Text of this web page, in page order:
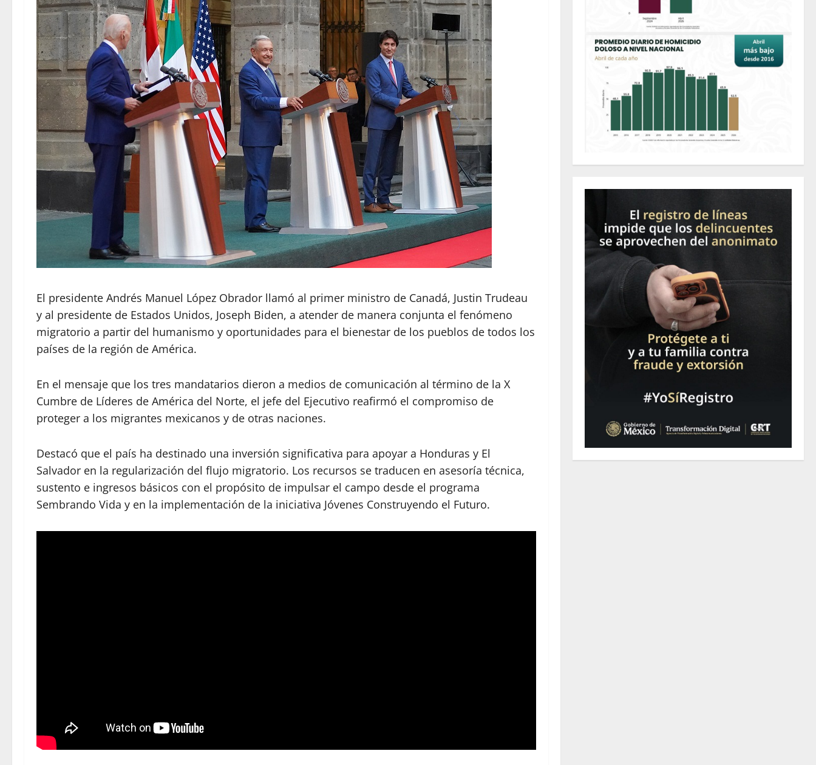
El presidente Andrés Manuel López Obrador llamó al primer ministro de Canadá, Justin Trudeau
y al presidente de Estados Unidos, Joseph Biden, a atender de manera conjunta el fenómeno
migratorio a partir del humanismo y oportunidades para el bienestar de los pueblos de todos los
países de la región de América.
En el mensaje que los tres mandatarios dieron a medios de comunicación al término de la X
Cumbre de Líderes de América del Norte, el jefe del Ejecutivo reafirmó el compromiso de
proteger a los migrantes mexicanos y de otras naciones.
Destacó que el país ha destinado una inversión significativa para apoyar a Honduras y El
Salvador en la regularización del flujo migratorio. Los recursos se traducen en asesoría técnica,
sustento e ingresos básicos con el propósito de impulsar el campo desde el programa
Sembrando Vida y en la implementación de la iniciativa Jóvenes Construyendo el Futuro.